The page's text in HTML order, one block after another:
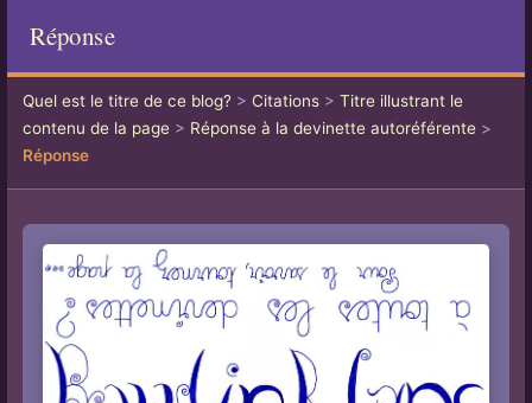
Réponse
Quel est le titre de ce blog?> Citations> Titre illustrant le
contenu de la page> Réponse à la devinette autoréférente>
Réponse